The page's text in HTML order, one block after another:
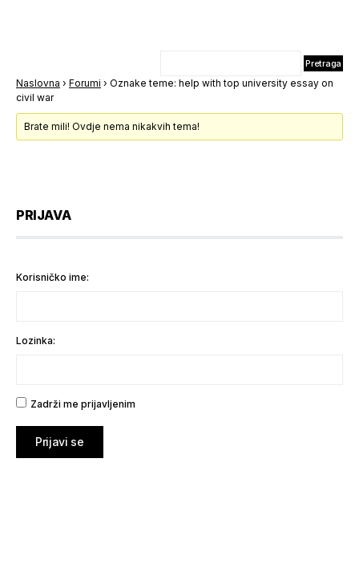
Naslovna › Forumi › Oznake teme: help with top university essay on
civil war
Brate mili! Ovdje nema nikakvih tema!
PRIJAVA
Korisničko ime:
Lozinka:
Zadrži me prijavljenim
Prijavi se